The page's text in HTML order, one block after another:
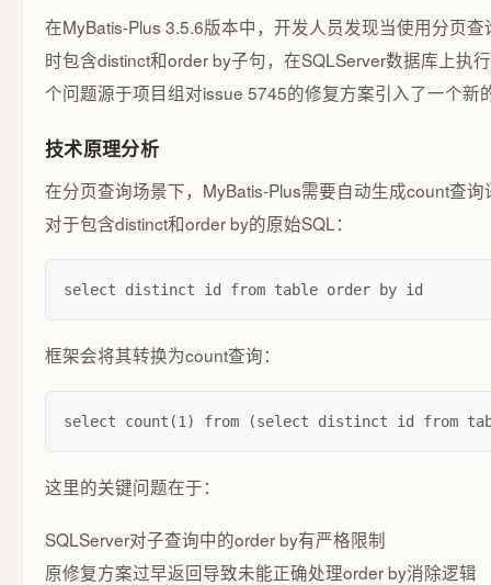
在MyBatis-Plus 3.5.6版本中，开发人员发现当使用分页
时包含distinct和order by子句，在SQLServer数据库上执
个问题源于项目组对issue 5745的修复方案引入了一个新
技术原理分析
在分页查询场景下，MyBatis-Plus需要自动生成count查
对于包含distinct和order by的原始SQL：
select distinct id from table order by id
框架会将其转换为count查询：
select count(1) from (select distinct id from
这里的关键问题在于：
SQLServer对子查询中的order by有严格限制
原修复方案过早返回导致未能正确处理order by消除逻辑